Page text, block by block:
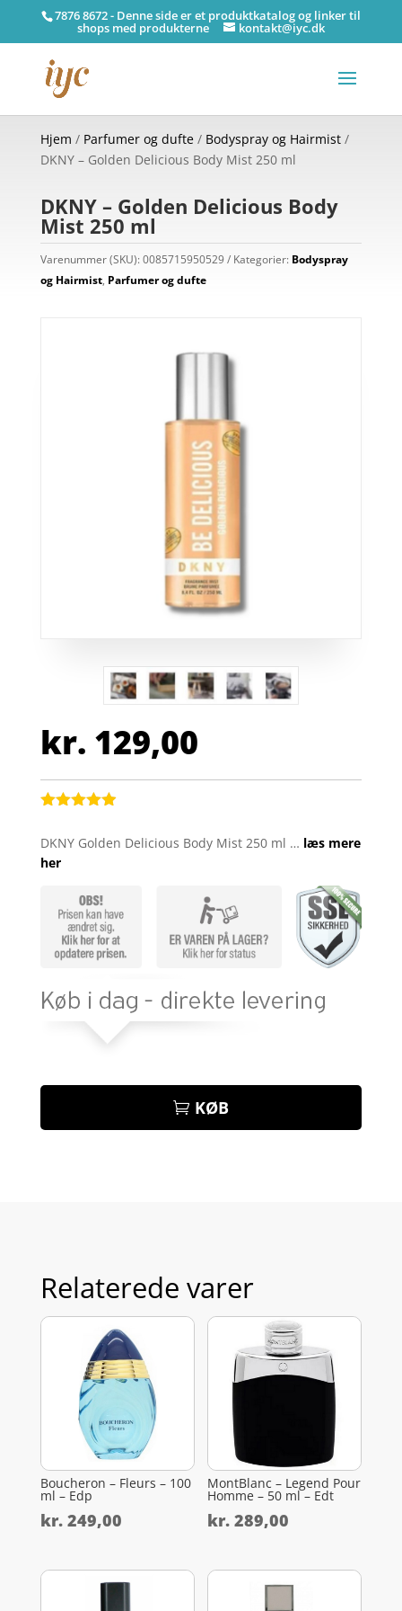
7876 8672 - Denne side er et produktkatalog og linker til
shops med produkterne kontakt@iyc.dk
Hjem / Parfumer og dufte/ Bodyspray og Hairmist/
DKNY – Golden Delicious Body Mist 250 ml
DKNY – Golden Delicious Body
Mist 250 ml
Varenummer (SKU):0085715950529 Kategorier: Bodyspray
og Hairmist, Parfumer og dufte
kr. 129,00
ud af 5
baseret på
DKNY Golden Delicious Body Mist 250 ml … læs mere
her
KØB
Relaterede varer
Boucheron – Fleurs – 100
ml – Edp
kr.249,00
MontBlanc – Legend Pour
Homme – 50 ml – Edt
kr. 289,00